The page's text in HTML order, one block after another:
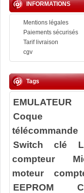
INFORMATIONS
Mentions légales
Paiements sécurisés
Tarif livraison
cgv
Tags
EMULATEUR
Coque
télécommande
Switch clé
compteur
moteur
EEPROM